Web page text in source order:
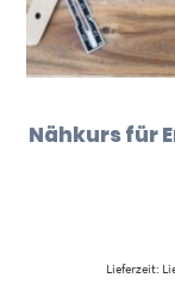
Nähkurs für
Lieferzeit: